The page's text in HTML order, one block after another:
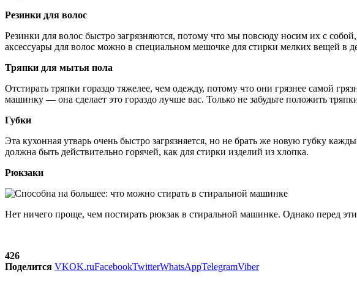
Резинки для волос
Резинки для волос быстро загрязняются, потому что мы повсюду носим их с
аксессуары для волос можно в специальном мешочке для стирки мелких вещей в
Тряпки для мытья пола
Отстирать тряпки гораздо тяжелее, чем одежду, потому что они грязнее самой
машинку — она сделает это гораздо лучше вас. Только не забудьте положить
Губки
Эта кухонная утварь очень быстро загрязняется, но не брать же новую губку
должна быть действительно горячей, как для стирки изделий из хлопка.
Рюкзаки
Нет ничего проще, чем постирать рюкзак в стиральной машинке. Однако перед
426
Поделится VKOK.ruFacebookTwitterWhatsAppTelegramViber